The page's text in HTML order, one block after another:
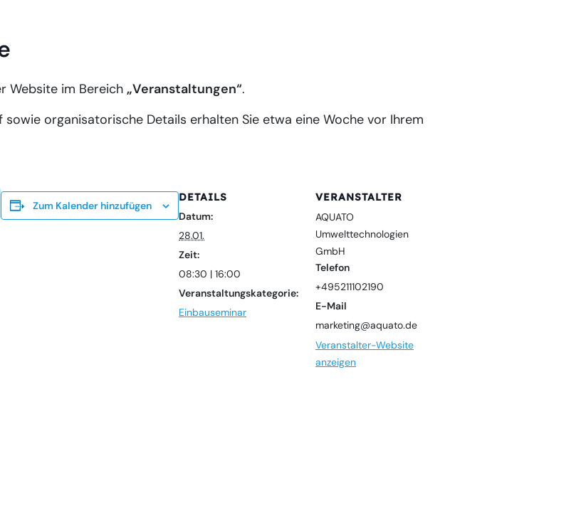
Website im Bereich „Veranstaltungen“.
organisatorische Details erhalten Sie etwa eine Woche vor Ihrem
Zum Kalender hinzufügen
DETAILS
Datum:
28.01.
Zeit:
08:30 | 16:00
Veranstaltungskategorie:
Einbauseminar
VERANSTALTER
AQUATO
Umwelttechnologien
GmbH
Telefon
+495211102190
E-Mail
marketing@aquato.de
Veranstalter-Website
anzeigen